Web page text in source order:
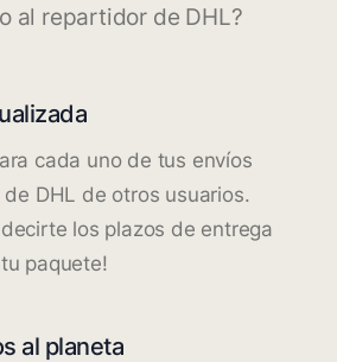
al repartidor de DHL?
cada uno de tus envíos
DHL de otros usuarios.
los plazos de entrega
paquete!
al planeta